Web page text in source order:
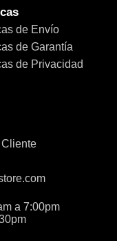
de Envío
de Garantía
de Privacidad
a 7:00pm